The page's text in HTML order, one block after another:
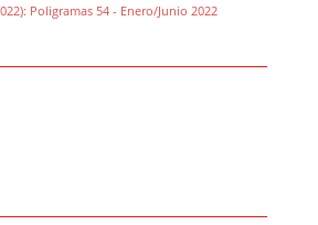
Poligramas 54 - Enero/Junio 2022